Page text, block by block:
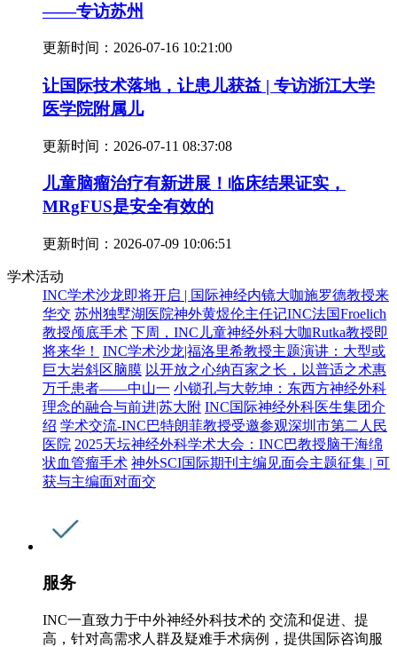
——专访苏州
更新时间： 2026-07-16 10:21:00
让国际技术落地，让患儿获益 | 专访浙江大学
医学院附属儿
更新时间： 2026-07-11 08:37:08
儿童脑瘤治疗有新进展！临床结果证实，
MRgFUS是安全有效的
更新时间： 2026-07-09 10:06:51
学术活动
INC学术沙龙即将开启 | 国际神经内镜大咖施罗德教授来
华交 苏州独墅湖医院神外黄煜伦主任记INC法国Froelich
教授颅底手术 下周，INC儿童神经外科大咖Rutka教授即
将来华！
INC学术沙龙|福洛里希教授主题演讲：大型或
巨大岩斜区脑膜 以开放之心纳百家之长，以普适之术惠
万千患者——中山一 小锁孔与大乾坤：东西方神经外科
理念的融合与前进|苏大附 INC国际神经外科医生集团介
绍 学术交流-INC巴特朗菲教授受邀参观深圳市第二人民
医院 2025天坛神经外科学术大会：INC巴教授脑干海绵
状血管瘤手术 神外SCI国际期刊主编见面会主题征集 | 可
获与主编面对面交
服务
INC一直致力于中外神经外科技术的 交流和促进、提
高，针对高需求人群及疑难手术病例，提供国际咨询服